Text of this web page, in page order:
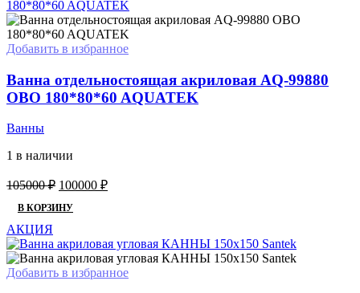
Добавить в избранное
Ванна отдельностоящая акриловая AQ-99880
OBO 180*80*60 AQUATEK
Ванны
1 в наличии
105000₽ Первоначальная
составляла
100000 ₽Текущая
В КОРЗИНУ
АКЦИЯ
Добавить в избранное